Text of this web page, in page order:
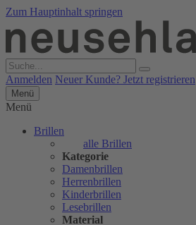
Zum Hauptinhalt springen
Anmelden Neuer Kunde? Jetzt registrieren
Menü
Menü
Brillen
alle Brillen
Kategorie
Damenbrillen
Herrenbrillen
Kinderbrillen
Lesebrillen
Material